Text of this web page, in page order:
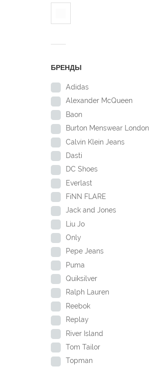
БРЕНДЫ
Adidas
Alexander McQueen
Baon
Burton Menswear London
Calvin Klein Jeans
Dasti
DC Shoes
Everlast
FiNN FLARE
Jack and Jones
Liu Jo
Only
Pepe Jeans
Puma
Quiksilver
Ralph Lauren
Reebok
Replay
River Island
Tom Tailor
Topman